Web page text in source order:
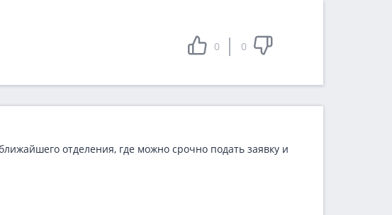
0 0
отделения, где можно срочно подать заявку и